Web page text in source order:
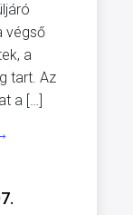
végső
a
tart. Az
a […]